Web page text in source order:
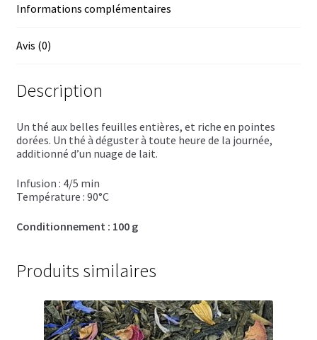
Bières régionales
Coffrets boissons alcoolisées
Mélanges pour cocktail
Rhums arrangés
Vodkas
Calendriers de l’Avent
Informations complémentaires
Avis (0)
Description
Un thé aux belles feuilles entières, et riche en pointes
dorées. Un thé à déguster à toute heure de la journée,
additionné d’un nuage de lait.
Infusion : 4/5 min
Température : 90°C
Conditionnement : 100 g
Produits similaires